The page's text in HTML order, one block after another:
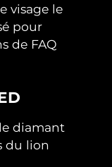
visage le
pour
de FAQ
diamant
du lion